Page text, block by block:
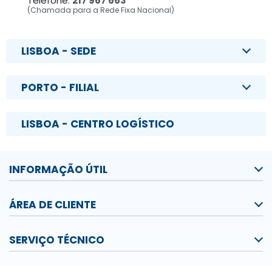
(Chamada para a Rede Fixa Nacional)
LISBOA - SEDE
PORTO - FILIAL
LISBOA - CENTRO LOGÍSTICO
INFORMAÇÃO ÚTIL
ÁREA DE CLIENTE
SERVIÇO TÉCNICO